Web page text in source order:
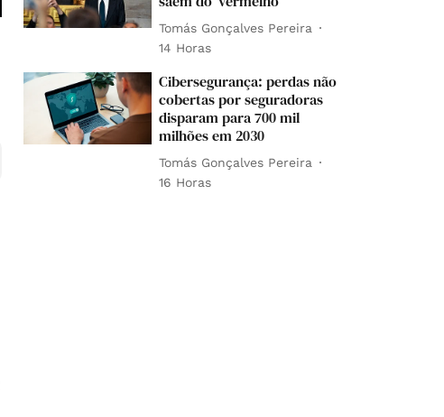
Tomás Gonçalves Pereira
14 Horas
Cibersegurança: perdas não
cobertas por seguradoras
disparam para 700 mil
milhões em 2030
Tomás Gonçalves Pereira
16 Horas